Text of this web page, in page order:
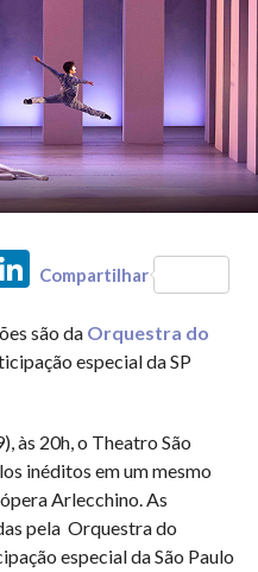
LinkedIn
Compartilhar
são da Orquestra do
especial da SP
às 20h, o Theatro São
inéditos em um mesmo
Arlecchino. As
pela Orquestra do
especial da São Paulo